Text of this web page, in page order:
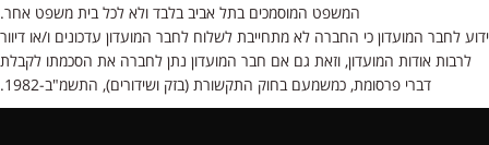
המשפט המוסמכים בתל אביב בלבד ולא לכל בית משפט אחר.
ידוע לחבר המועדון כי החברה לא מתחייבת לשלוח לחבר המועדון עדכונים ו/או דיוור
לרבות אודות המועדון, וזאת גם אם חבר המועדון נתן לחברה את הסכמתו לקבלת
דברי פרסומת, כמשמעם בחוק התקשורת (בזק ושידורים), התשמ"ב-1982.